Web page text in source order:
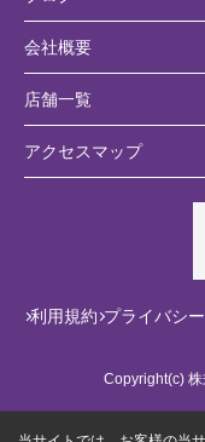
会社概要
店舗一覧
アクセスマップ
利用規約 プライバシ
Copyright(c)